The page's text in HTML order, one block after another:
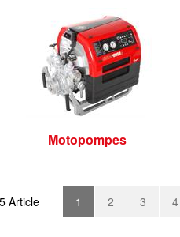
Motopompes
Article 1 2 3 4